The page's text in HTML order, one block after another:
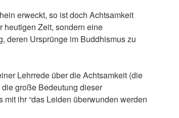
erweckt, so ist doch Achtsamkeit
heutigen Zeit, sondern eine
deren Ursprünge im Buddhismus zu
Lehrrede über die Achtsamkeit (die
große Bedeutung dieser
ihr “das Leiden überwunden werden